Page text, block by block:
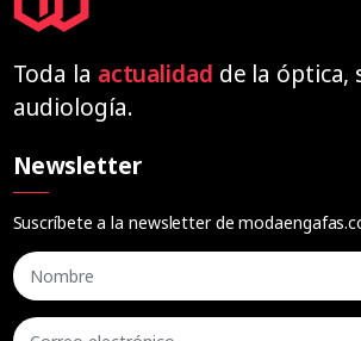
Toda la actualidad de la óptica,
audiología.
Newsletter
Suscríbete a la newsletter de